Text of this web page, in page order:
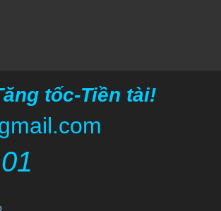
tốc-Tiền tài!